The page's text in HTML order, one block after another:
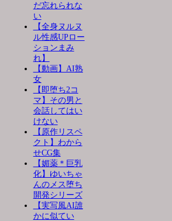
だ忘れられな
い
【全身ヌルヌ
ル性感UPロー
ションまみ
れ】
【動画】AI熟
女
【即堕ち2コ
マ】その男と
会話してはい
けない
【原作リスペ
クト】わから
せCG集
【媚薬＊巨乳
化】ゆいちゃ
んのメス堕ち
開発シリーズ
【実写風AI誰
かに似てい